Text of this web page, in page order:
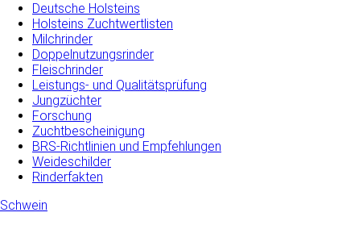
Deutsche Holsteins
Holsteins Zuchtwertlisten
Milchrinder
Doppelnutzungsrinder
Fleischrinder
Leistungs- und Qualitätsprüfung
Jungzüchter
Forschung
Zuchtbescheinigung
BRS-Richtlinien und Empfehlungen
Weideschilder
Rinderfakten
Schwein